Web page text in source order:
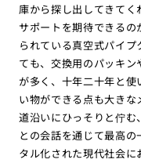
庫から探し出してきてく
サポートを期待できる
られている真空式パイ
ても、交換用のパッキ
が多く、十年二十年と
い物ができる点も大き
道沿いにひっそりと佇
との会話を通じて最高
タル化された現代社会